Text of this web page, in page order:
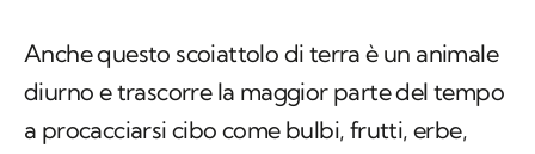
Anche questo scoiattolo di terra è un animale
diurno e trascorre la maggior parte del tempo
a procacciarsi cibo come bulbi, frutti, erbe,